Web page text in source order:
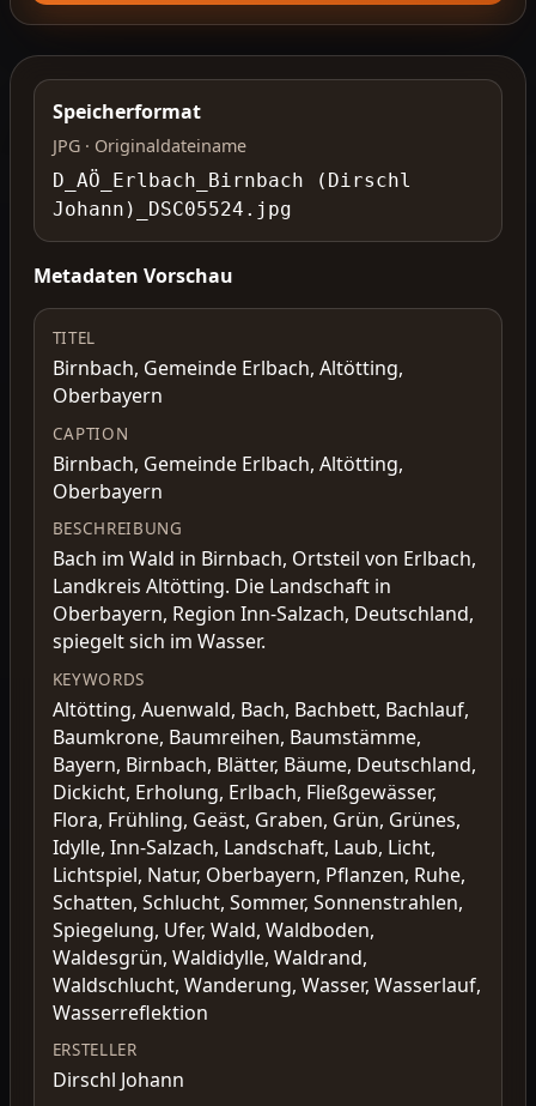
Speicherformat
JPG · Originaldateiname
D_AÖ_Erlbach_Birnbach (Dirschl
Johann)_DSC05524.jpg
Metadaten Vorschau
TITEL
Birnbach, Gemeinde Erlbach, Altötting,
Oberbayern
CAPTION
Birnbach, Gemeinde Erlbach, Altötting,
Oberbayern
BESCHREIBUNG
Bach im Wald in Birnbach, Ortsteil von Erlbach,
Landkreis Altötting. Die Landschaft in
Oberbayern, Region Inn-Salzach, Deutschland,
spiegelt sich im Wasser.
KEYWORDS
Altötting, Auenwald, Bach, Bachbett, Bachlauf,
Baumkrone, Baumreihen, Baumstämme,
Bayern, Birnbach, Blätter, Bäume, Deutschland,
Dickicht, Erholung, Erlbach, Fließgewässer,
Flora, Frühling, Geäst, Graben, Grün, Grünes,
Idylle, Inn-Salzach, Landschaft, Laub, Licht,
Lichtspiel, Natur, Oberbayern, Pflanzen, Ruhe,
Schatten, Schlucht, Sommer, Sonnenstrahlen,
Spiegelung, Ufer, Wald, Waldboden,
Waldesgrün, Waldidylle, Waldrand,
Waldschlucht, Wanderung, Wasser, Wasserlauf,
Wasserreflektion
ERSTELLER
Dirschl Johann